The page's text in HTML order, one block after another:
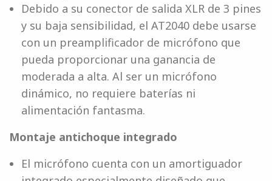
Debido a su conector de salida XLR de 3 pines
y su baja sensibilidad, el AT2040 debe usarse
con un preamplificador de micrófono que
pueda proporcionar una ganancia de
moderada a alta. Al ser un micrófono
dinámico, no requiere baterías ni
alimentación fantasma.
Montaje antichoque integrado
El micrófono cuenta con un amortiguador